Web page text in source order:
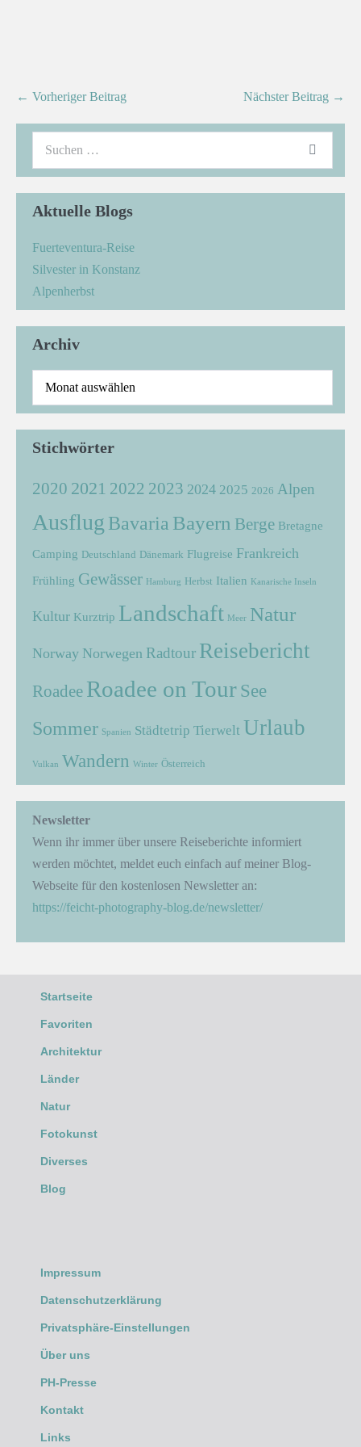
← Vorheriger Beitrag Nächster Beitrag →
Aktuelle Blogs
Fuerteventura-Reise
Silvester in Konstanz
Alpenherbst
Archiv
Stichwörter
2020 2021 2022 2023 2024 2025 2026 Alpen
Ausflug Bavaria Bayern Berge Bretagne
Camping Deutschland Dänemark Flugreise Frankreich
Frühling Gewässer Hamburg Herbst Italien Kanarische Inseln
Kultur Kurztrip Landschaft Meer Natur
Norway Norwegen Radtour Reisebericht
Roadee Roadee on Tour See
Sommer Spanien Städtetrip Tierwelt Urlaub
Vulkan Wandern Winter Österreich
Newsletter
Wenn ihr immer über unsere Reiseberichte informiert
werden möchtet, meldet euch einfach auf meiner Blog-
Webseite für den kostenlosen Newsletter an:
https://feicht-photography-blog.de/newsletter/
Startseite
Favoriten
Architektur
Länder
Natur
Fotokunst
Diverses
Blog
Impressum
Datenschutzerklärung
Privatsphäre-Einstellungen
Über uns
PH-Presse
Kontakt
Links